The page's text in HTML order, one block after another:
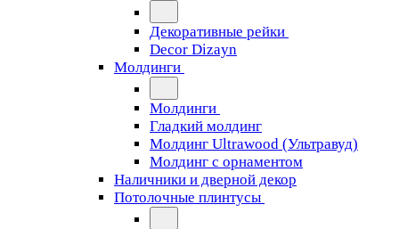
Декоративные рейки
Decor Dizayn
Молдинги
Молдинги
Гладкий молдинг
Молдинг Ultrawood (Ультравуд)
Молдинг с орнаментом
Наличники и дверной декор
Потолочные плинтусы